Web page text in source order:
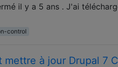
il y a 5 ans . J'ai
control
mettre à jour Drupal 7